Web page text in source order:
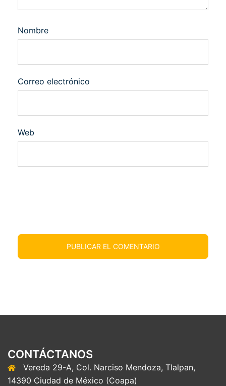
Nombre
Correo electrónico
Web
CONTÁCTANOS
Vereda 29-A, Col. Narciso Mendoza, Tlalpan,
14390 Ciudad de México (Coapa)